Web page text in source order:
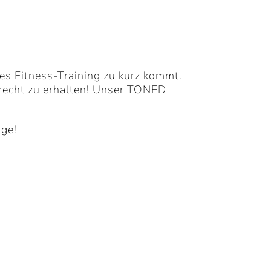
Fitness-Training zu kurz kommt.
zu erhalten! Unser TONED